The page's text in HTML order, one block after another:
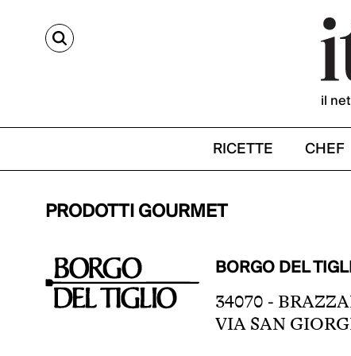
CERCA
il
RICETTE CHEF
PRODOTTI GOURMET
BORGO DEL
34070 -
VIA SAN